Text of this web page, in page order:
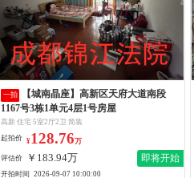
一拍
1167号3栋1单元4层1号房屋
高新 住宅 5室2厅2卫 简装
起拍价 ¥128.76万
评估价 ￥183.94万 即将开始
开拍时间 2026-09-07 10:00:00